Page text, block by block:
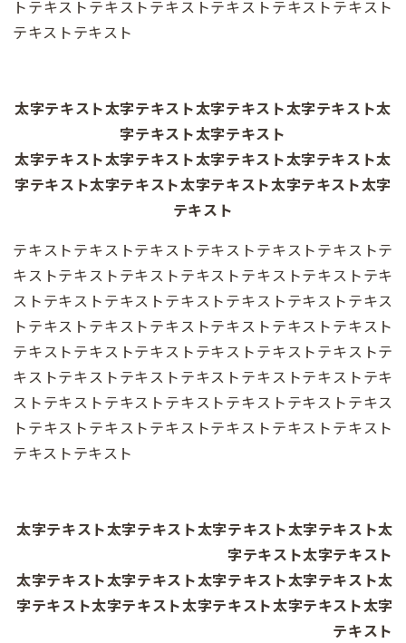
トテキストテキストテキストテキストテキストテキスト
テキストテキスト
太字テキスト太字テキスト太字テキスト太字テキスト太
字テキスト太字テキスト
太字テキスト太字テキスト太字テキスト太字テキスト太
字テキスト太字テキスト太字テキスト太字テキスト太字
テキスト
テキストテキストテキストテキストテキストテキストテ
キストテキストテキストテキストテキストテキストテキ
ストテキストテキストテキストテキストテキストテキス
トテキストテキストテキストテキストテキストテキスト
テキストテキストテキストテキストテキストテキストテ
キストテキストテキストテキストテキストテキストテキ
ストテキストテキストテキストテキストテキストテキス
トテキストテキストテキストテキストテキストテキスト
テキストテキスト
太字テキスト太字テキスト太字テキスト太字テキスト太
字テキスト太字テキスト
太字テキスト太字テキスト太字テキスト太字テキスト太
字テキスト太字テキスト太字テキスト太字テキスト太字
テキスト